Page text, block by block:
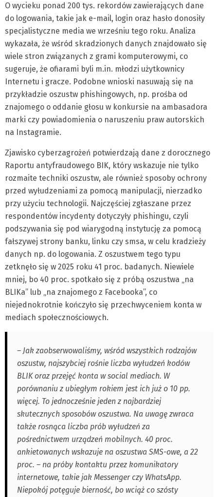
O wycieku ponad 200 tys. rekordów zawierających dane
do logowania, takie jak e-mail, login oraz hasło donosiły
specjalistyczne media we wrześniu tego roku. Analiza
wykazała, że wśród skradzionych danych znajdowało się
wiele stron związanych z grami komputerowymi, co
sugeruje, że ofiarami byli m.in. młodzi użytkownicy
Internetu i gracze. Podobne wnioski nasuwają się na
przykładzie oszustw phishingowych, np. prośba od
znajomego o oddanie głosu w konkursie na ambasadora
marki czy powiadomienia o naruszeniu praw autorskich
na Instagramie.
Zjawisko cyberzagrożeń potwierdzają dane z dorocznego
Raportu antyfraudowego BIK, który wskazuje nie tylko
rozmaite techniki oszustw, ale również sposoby ochrony
przed wyłudzeniami za pomocą manipulacji, nierzadko
przy użyciu technologii. Najczęściej zgłaszane przez
respondentów incydenty dotyczyły phishingu, czyli
podszywania się pod wiarygodną instytucję za pomocą
fałszywej strony banku, linku czy smsa, w celu kradzieży
danych np. do logowania. Z oszustwem tego typu
zetknęło się w 2025 roku 41 proc. badanych. Niewiele
mniej, bo 40 proc. spotkało się z próbą oszustwa „na
BLIKa” lub „na znajomego z Facebooka”, co
niejednokrotnie kończyło się przechwyceniem konta w
mediach społecznościowych.
– Jak zaobserwowaliśmy, wśród wszystkich rodzajów
oszustw, najszybciej rośnie liczba wyłudzeń kodów
BLIK oraz przejęć konta w social mediach. W
porównaniu z ubiegłym rokiem jest ich już o 10 pp.
więcej. To jednocześnie jeden z najbardziej
skutecznych sposobów oszustwa. Na uwagę zwraca
także rosnąca liczba prób wyłudzeń za
pośrednictwem urządzeń mobilnych. 40 proc.
ankietowanych wskazuje na oszustwa SMS-owe, a 22
proc. – na próby kontaktu przez komunikatory
internetowe, takie jak Messenger czy WhatsApp.
Niepokój potęguje bierność, bo wciąż co szósty